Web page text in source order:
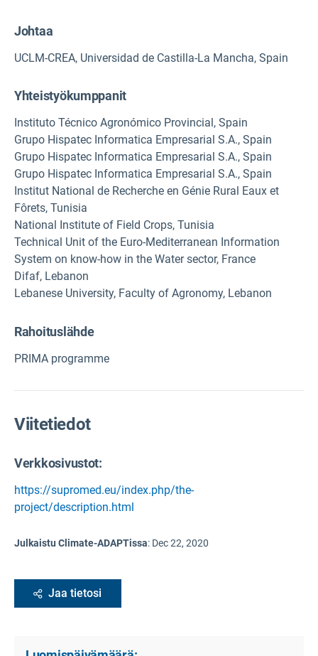
Johtaa
UCLM-CREA, Universidad de Castilla-La Mancha, Spain
Yhteistyökumppanit
Instituto Técnico Agronómico Provincial, Spain
Grupo Hispatec Informatica Empresarial S.A., Spain
Grupo Hispatec Informatica Empresarial S.A., Spain
Grupo Hispatec Informatica Empresarial S.A., Spain
Institut National de Recherche en Génie Rural Eaux et
Fôrets, Tunisia
National Institute of Field Crops, Tunisia
Technical Unit of the Euro-Mediterranean Information
System on know-how in the Water sector, France
Difaf, Lebanon
Lebanese University, Faculty of Agronomy, Lebanon
Rahoituslähde
PRIMA programme
Viitetiedot
Verkkosivustot:
https://supromed.eu/index.php/the-
project/description.html
Julkaistu Climate-ADAPTissa: Dec 22, 2020
Jaa tietosi